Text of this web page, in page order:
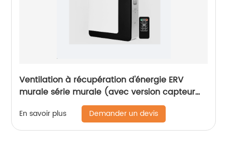
Ventilation à récupération d'énergie ERV
murale série murale (avec version capteur
En savoir plus Demander un devis